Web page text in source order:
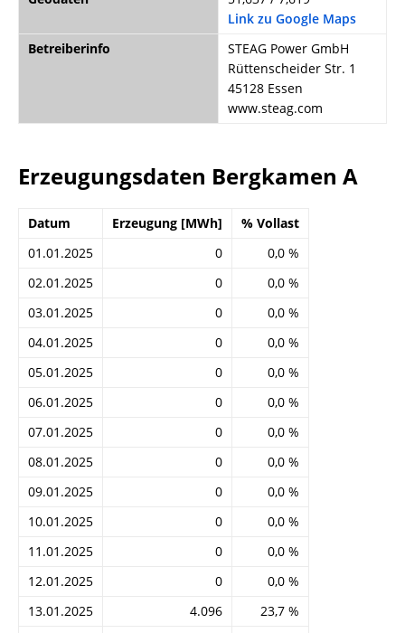
Link zu Google Maps
Betreiberinfo
STEAG Power GmbH
Rüttenscheider Str. 1
45128 Essen
www.steag.com
Erzeugungsdaten Bergkamen A
Datum Erzeugung [MWh]
% Vollast
01.01.2025
0
0,0 %
02.01.2025
0
0,0 %
03.01.2025
0
0,0 %
04.01.2025
0
0,0 %
05.01.2025
0
0,0 %
06.01.2025
0
0,0 %
07.01.2025
0
0,0 %
08.01.2025
0
0,0 %
09.01.2025
0
0,0 %
10.01.2025
0
0,0 %
11.01.2025
0
0,0 %
12.01.2025
0
0,0 %
13.01.2025
4.096
23,7 %